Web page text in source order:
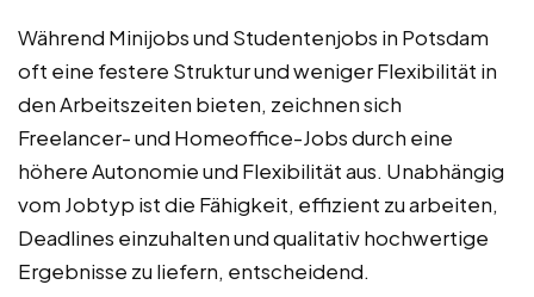
Während Minijobs und Studentenjobs in Potsdam
oft eine festere Struktur und weniger Flexibilität in
den Arbeitszeiten bieten, zeichnen sich
Freelancer- und Homeoffice-Jobs durch eine
höhere Autonomie und Flexibilität aus. Unabhängig
vom Jobtyp ist die Fähigkeit, effizient zu arbeiten,
Deadlines einzuhalten und qualitativ hochwertige
Ergebnisse zu liefern, entscheidend.